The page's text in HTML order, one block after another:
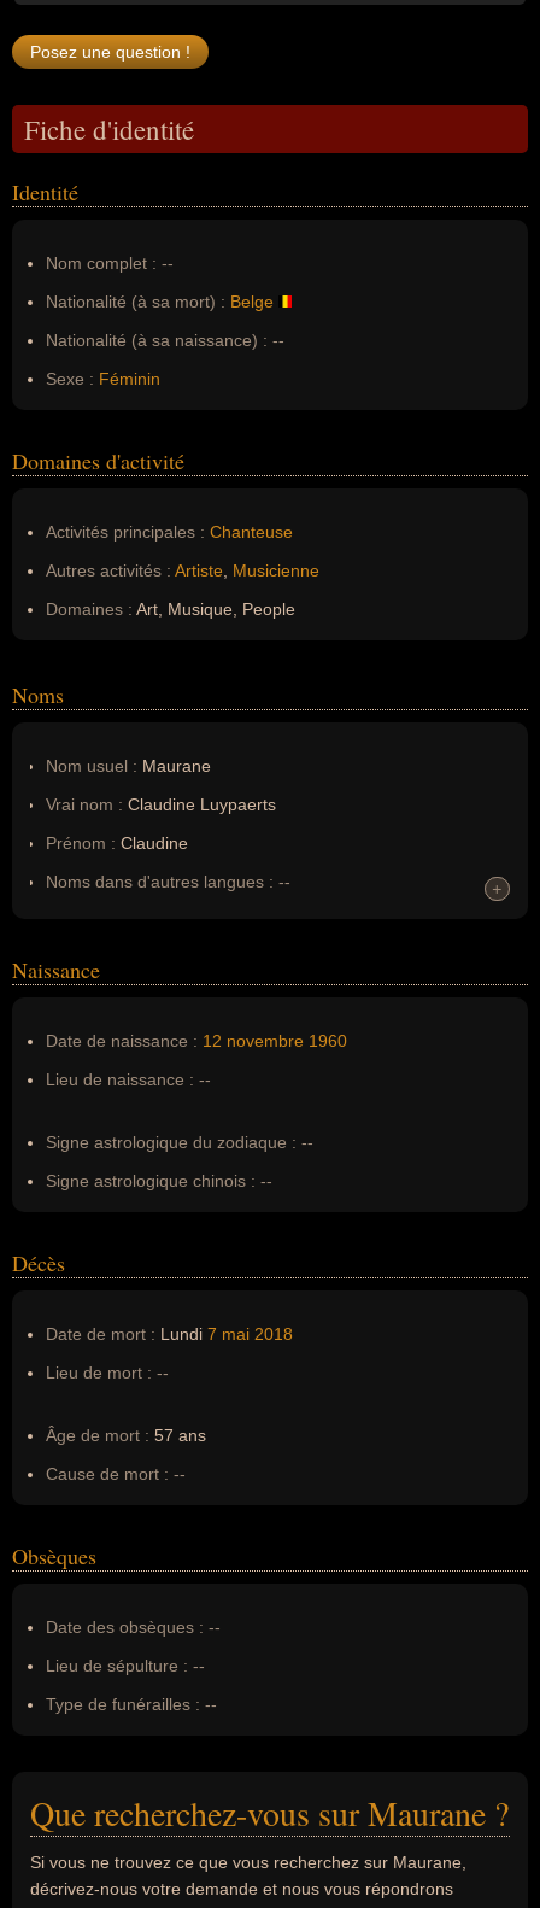
Fiche d'identité
Identité
Nom complet : --
Nationalité (à sa mort) : Belge
Nationalité (à sa naissance) : --
Sexe : Féminin
Domaines d'activité
Activités principales : Chanteuse
Autres activités : Artiste
Musicienne
Domaines : Art, Musique, People
Noms
Nom usuel : Maurane
Vrai nom : Claudine Luypaerts
Prénom : Claudine
Noms dans d'autres langues : --
Nom de famille :Luypaerts
+
+
Naissance
Date de naissance : 12 novembre 1960
Lieu de naissance : --
Signe astrologique du zodiaque : --
Signe astrologique chinois : --
Décès
Date de mort : Lundi 7 mai 2018
Lieu de mort : --
Âge de mort : 57 ans
Cause de mort : --
Obsèques
Date des obsèques : --
Lieu de sépulture : --
Type de funérailles : --
Que recherchez-vous sur Maurane ?
Si vous ne trouvez ce que vous recherchez sur Maurane,
décrivez-nous votre demande et nous vous répondrons